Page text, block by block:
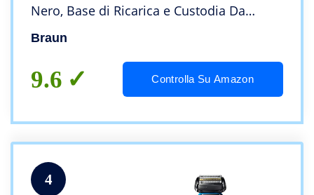
Nero, Base di Ricarica e Custodia Da
Viaggio, Wet&Dry, Batteria Li-Ion Per 60
Braun
9.6 Controlla Su Amazon
4